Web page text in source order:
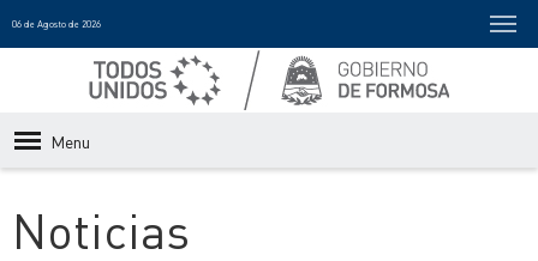
06 de Agosto de 2026
Menu
Noticias